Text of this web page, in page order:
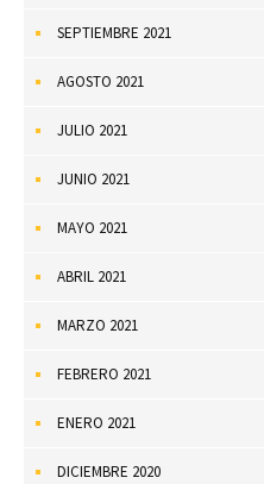
SEPTIEMBRE 2021
AGOSTO 2021
JULIO 2021
JUNIO 2021
MAYO 2021
ABRIL 2021
MARZO 2021
FEBRERO 2021
ENERO 2021
DICIEMBRE 2020